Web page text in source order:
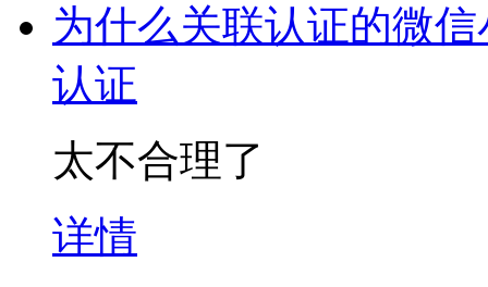
为什么关联认证的微
认证
太不合理了
详情